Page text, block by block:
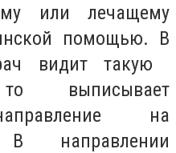
или лечащему
помощью. В
видит такую
то выписывает
на
В направлении